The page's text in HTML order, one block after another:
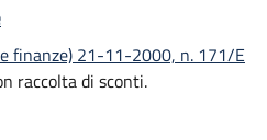
finanze) 21-11-2000, n. 171/E
raccolta di sconti.